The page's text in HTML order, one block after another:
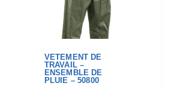
VETEMENT DE
TRAVAIL –
ENSEMBLE DE
PLUIE – 50800